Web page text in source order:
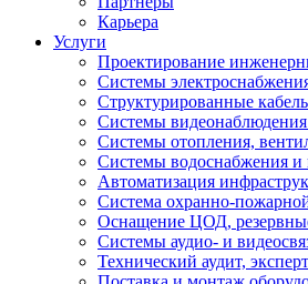
Карьера
Услуги
Проектирование
Системы
Структурированные
Системы
Системы отопления,
Системы водоснабжения и
Автоматизация
Система охранно-
Оснащение ЦОД,
Системы аудио- и
Технический аудит,